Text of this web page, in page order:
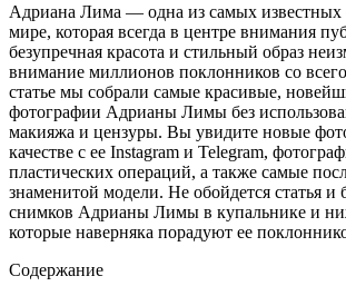
Адриана Лима — одна из самых известных
мире, которая всегда в центре внимания
безупречная красота и стильный образ
внимание миллионов поклонников со
статье мы собрали самые красивые,
фотографии Адрианы Лимы без
макияжа и цензуры. Вы увидите новые
качестве с ее Instagram и Telegram,
пластических операций, а также самые
знаменитой модели. Не обойдется статья и
снимков Адрианы Лимы в купальнике и
которые наверняка порадуют ее
Содержание